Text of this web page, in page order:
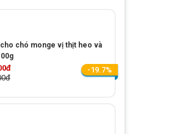
chó monge vị thịt heo và
-19.7%